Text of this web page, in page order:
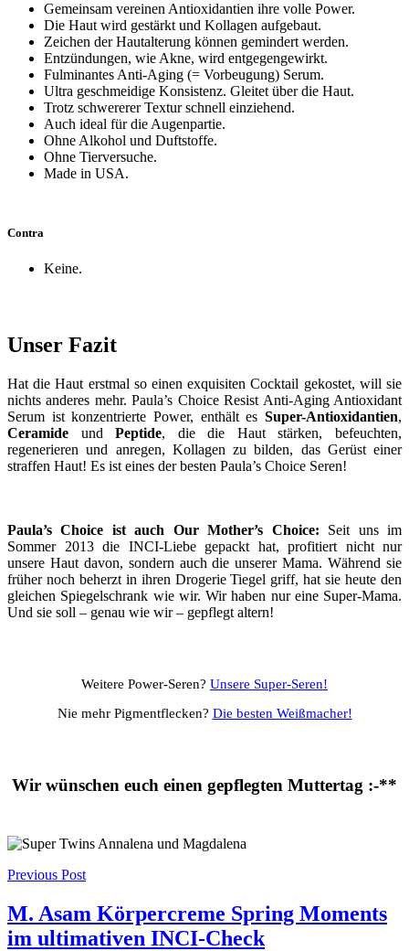
Gemeinsam vereinen Antioxidantien ihre volle Power.
Die Haut wird gestärkt und Kollagen aufgebaut.
Zeichen der Hautalterung können gemindert werden.
Entzündungen, wie Akne, wird entgegengewirkt.
Fulminantes Anti-Aging (= Vorbeugung) Serum.
Ultra geschmeidige Konsistenz. Gleitet über die Haut.
Trotz schwererer Textur schnell einziehend.
Auch ideal für die Augenpartie.
Ohne Alkohol und Duftstoffe.
Ohne Tierversuche.
Made in USA.
Contra
Keine.
Unser Fazit
Hat die Haut erstmal so einen exquisiten Cocktail gekostet, will sie
nichts anderes mehr. Paula’s Choice Resist Anti-Aging Antioxidant
Serum ist konzentrierte Power, enthält es Super-Antioxidantien,
Ceramide undPeptide, die die Haut stärken, befeuchten,
regenerieren und anregen, Kollagen zu bilden, das Gerüst einer
straffen Haut! Es ist eines der besten Paula’s Choice Seren!
Paula’s Choice ist auch Our Mother’s Choice: Seit uns im
Sommer 2013 die INCI-Liebe gepackt hat, profitiert nicht nur
unsere Haut davon, sondern auch die unserer Mama. Während sie
früher noch beherzt in ihren Drogerie Tiegel griff, hat sie heute den
gleichen Spiegelschrank wie wir. Wir haben nur eine Super-Mama.
Und sie soll – genau wie wir – gepflegt altern!
Weitere Power-Seren? Unsere Super-Seren!
Nie mehr Pigmentflecken? Die besten Weißmacher!
Wir wünschen euch einen gepflegten Muttertag :-**
Post
navigation
Previous Post
M. Asam Körpercreme Spring Moments
im ultimativen INCI-Check